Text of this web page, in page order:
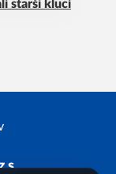
starší kluci